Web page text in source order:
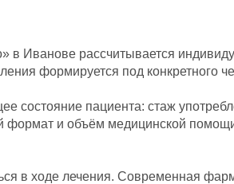
в Иванове рассчитывается
формируется под конкретного
состояние пациента: стаж
и объём медицинской
в ходе лечения. Современная